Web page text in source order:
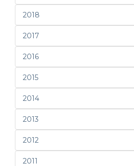
2018
2017
2016
2015
2014
2013
2012
2011